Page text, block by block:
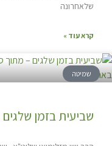
שלאחרונה
קרא עוד »
שמיטה
שביעית בזמן